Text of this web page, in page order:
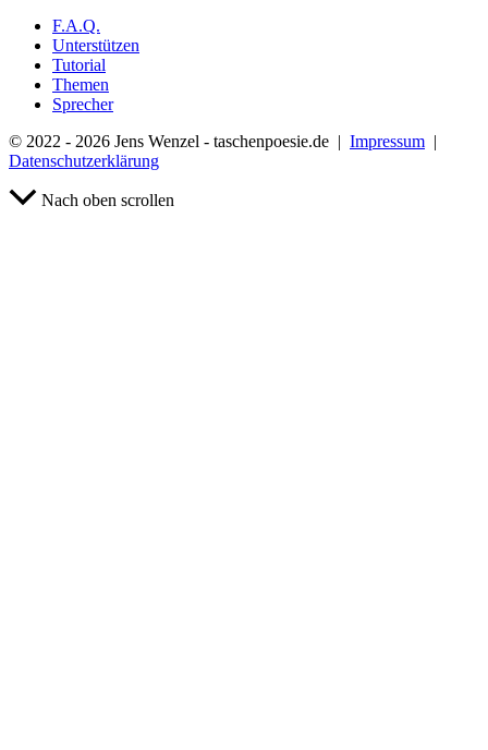
F.A.Q.
Unterstützen
Tutorial
Themen
Sprecher
© 2022 - 2026 Jens Wenzel - taschenpoesie.de | Impressum |
Datenschutzerklärung
Nach oben scrollen